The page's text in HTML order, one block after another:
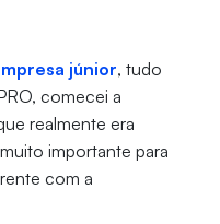
júnior, tudo
comecei a
realmente era
importante para
com a